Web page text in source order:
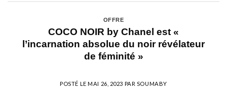
OFFRE
COCO NOIR by Chanel est «
l’incarnation absolue du noir révélateur
de féminité »
POSTÉ LEMAI 26, 2023 PAR SOUMABY